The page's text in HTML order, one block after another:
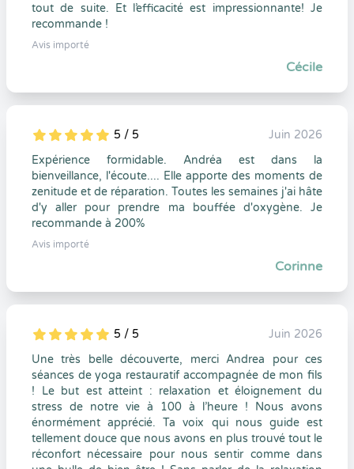
tout de suite. Et l’efficacité est impressionnante! Je
recommande !
Avis importé
Cécile
5
1
5
0 5 / 5
Juin 2026
Expérience formidable. Andréa est dans la
bienveillance, l'écoute.... Elle apporte des moments de
zenitude et de réparation. Toutes les semaines j'ai hâte
d'y aller pour prendre ma bouffée d'oxygène. Je
recommande à 200%
Avis importé
Corinne
5
1
5
0 5 / 5
Juin 2026
Une très belle découverte, merci Andrea pour ces
séances de yoga restauratif accompagnée de mon fils
! Le but est atteint : relaxation et éloignement du
stress de notre vie à 100 à l’heure ! Nous avons
énormément apprécié. Ta voix qui nous guide est
tellement douce que nous avons en plus trouvé tout le
réconfort nécessaire pour nous sentir comme dans